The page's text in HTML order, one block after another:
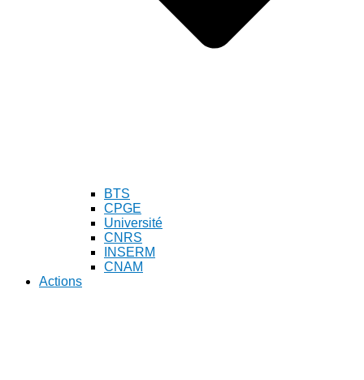
BTS
CPGE
Université
CNRS
INSERM
CNAM
Actions